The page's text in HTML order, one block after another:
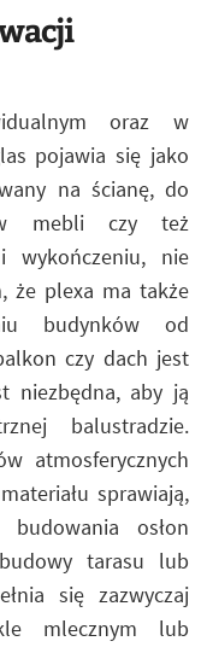
oraz w
pojawia się jako
na ścianę, do
mebli czy też
wykończeniu, nie
że plexa ma także
budynków od
czy dach jest
niezbędna, aby ją
balustradzie.
atmosferycznych
sprawiają,
osłon
tarasu lub
się zazwyczaj
mlecznym lub